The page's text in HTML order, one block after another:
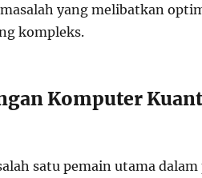
yang melibatkan
kompleks.
Komputer
satu pemain utama